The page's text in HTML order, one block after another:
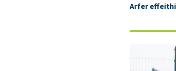
Arfer